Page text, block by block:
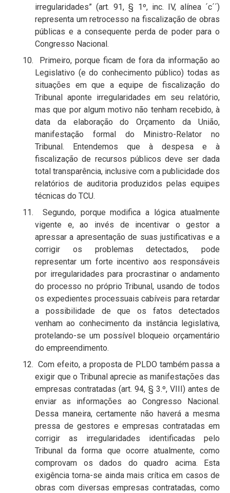
irregularidades” (art. 91, § 1º, inc. IV, alínea ´c´´)
representa um retrocesso na fiscalização de obras
públicas e a consequente perda de poder para o
Congresso Nacional.
10. Primeiro, porque ficam de fora da informação ao
Legislativo (e do conhecimento público) todas as
situações em que a equipe de fiscalização do
Tribunal aponte irregularidades em seu relatório,
mas que por algum motivo não tenham recebido, à
data da elaboração do Orçamento da União,
manifestação formal do Ministro-Relator no
Tribunal. Entendemos que à despesa e à
fiscalização de recursos públicos deve ser dada
total transparência, inclusive com a publicidade dos
relatórios de auditoria produzidos pelas equipes
técnicas do TCU.
11. Segundo, porque modifica a lógica atualmente
vigente e, ao invés de incentivar o gestor a
apressar a apresentação de suas justificativas e a
corrigir os problemas detectados, pode
representar um forte incentivo aos responsáveis
por irregularidades para procrastinar o andamento
do processo no próprio Tribunal, usando de todos
os expedientes processuais cabíveis para retardar
a possibilidade de que os fatos detectados
venham ao conhecimento da instância legislativa,
protelando-se um possível bloqueio orçamentário
do empreendimento.
12. Com efeito, a proposta de PLDO também passa a
exigir que o Tribunal aprecie as manifestações das
empresas contratadas (art. 94, § 3.º, VIII) antes de
enviar as informações ao Congresso Nacional.
Dessa maneira, certamente não haverá a mesma
pressa de gestores e empresas contratadas em
corrigir as irregularidades identificadas pelo
Tribunal da forma que ocorre atualmente, como
comprovam os dados do quadro acima. Esta
exigência torna-se ainda mais crítica em casos de
obras com diversas empresas contratadas, como